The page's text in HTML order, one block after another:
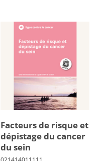
Fac­teurs de risque et
dé­pis­tage du can­cer
du sein